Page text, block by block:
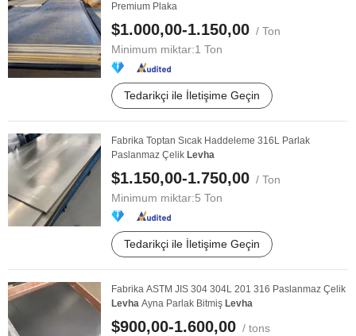
Premium Plaka
$1.000,00-1.150,00 / Ton
Minimum miktar:1 Ton
Tedarikçi ile İletişime Geçin
Fabrika Toptan Sıcak Haddeleme 316L Parlak
Paslanmaz Çelik Levha
$1.150,00-1.750,00 / Ton
Minimum miktar:5 Ton
Tedarikçi ile İletişime Geçin
Fabrika ASTM JIS 304 304L 201 316 Paslanmaz Çelik
Levha Ayna Parlak Bitmiş Levha
$900,00-1.600,00 / tons